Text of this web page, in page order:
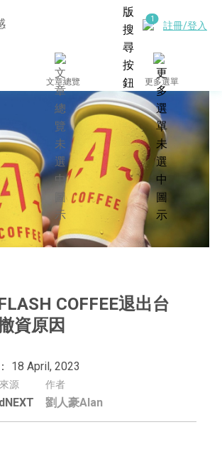
註冊/登入
文章總覽 更多選單
COFFEE退出台
資原因
18 April, 2023
源 作者
劉人豪Alan